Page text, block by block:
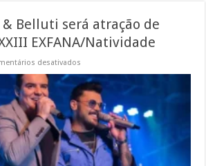
Belluti será atração de
EXFANA/Natividade
desativados
Marcos
&
Belluti
será
atração
de
domingo
na
XXXIII
EXFANA/Natividade